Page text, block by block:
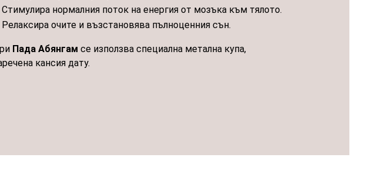
Стимулира нормалния поток на енергия от мозъка към тялото.
Релаксира очите и възстановява пълноценния сън.
Пада Абянгам се използва специална метална купа,
кансия дату.